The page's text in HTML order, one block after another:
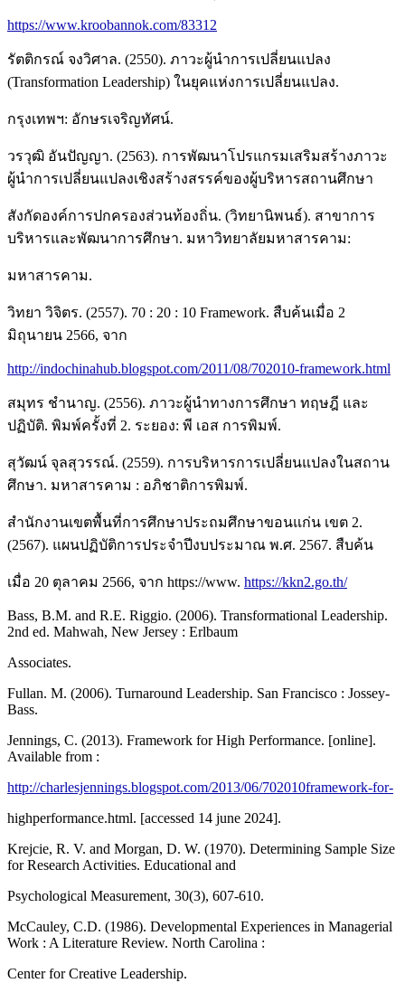
https://www.kroobannok.com/83312
รัตติกรณ์ จงวิศาล. (2550). ภาวะผู้นำการเปลี่ยนแปลง
(Transformation Leadership) ในยุคแห่งการเปลี่ยนแปลง.
กรุงเทพฯ: อักษรเจริญทัศน์.
วรวุฒิ อันปัญญา. (2563). การพัฒนาโปรแกรมเสริมสร้างภาวะ
ผู้นำการเปลี่ยนแปลงเชิงสร้างสรรค์ของผู้บริหารสถานศึกษา
สังกัดองค์การปกครองส่วนท้องถิ่น. (วิทยานิพนธ์). สาขาการ
บริหารและพัฒนาการศึกษา. มหาวิทยาลัยมหาสารคาม:
มหาสารคาม.
วิทยา วิจิตร. (2557). 70 : 20 : 10 Framework. สืบค้นเมื่อ 2
มิถุนายน 2566, จาก
http://indochinahub.blogspot.com/2011/08/702010-framework.html
สมุทร ชำนาญ. (2556). ภาวะผู้นำทางการศึกษา ทฤษฎี และ
ปฏิบัติ. พิมพ์ครั้งที่ 2. ระยอง: พี เอส การพิมพ์.
สุวัฒน์ จุลสุวรรณ์. (2559). การบริหารการเปลี่ยนแปลงในสถาน
ศึกษา. มหาสารคาม : อภิชาติการพิมพ์.
สำนักงานเขตพื้นที่การศึกษาประถมศึกษาขอนแก่น เขต 2.
(2567). แผนปฏิบัติการประจำปีงบประมาณ พ.ศ. 2567. สืบค้น
เมื่อ 20 ตุลาคม 2566, จาก https://www. https://kkn2.go.th/
Bass, B.M. and R.E. Riggio. (2006). Transformational Leadership.
2nd ed. Mahwah, New Jersey : Erlbaum
Associates.
Fullan. M. (2006). Turnaround Leadership. San Francisco : Jossey-
Bass.
Jennings, C. (2013). Framework for High Performance. [online].
Available from :
http://charlesjennings.blogspot.com/2013/06/702010framework-for-
highperformance.html. [accessed 14 june 2024].
Krejcie, R. V. and Morgan, D. W. (1970). Determining Sample Size
for Research Activities. Educational and
Psychological Measurement, 30(3), 607-610.
McCauley, C.D. (1986). Developmental Experiences in Managerial
Work : A Literature Review. North Carolina :
Center for Creative Leadership.